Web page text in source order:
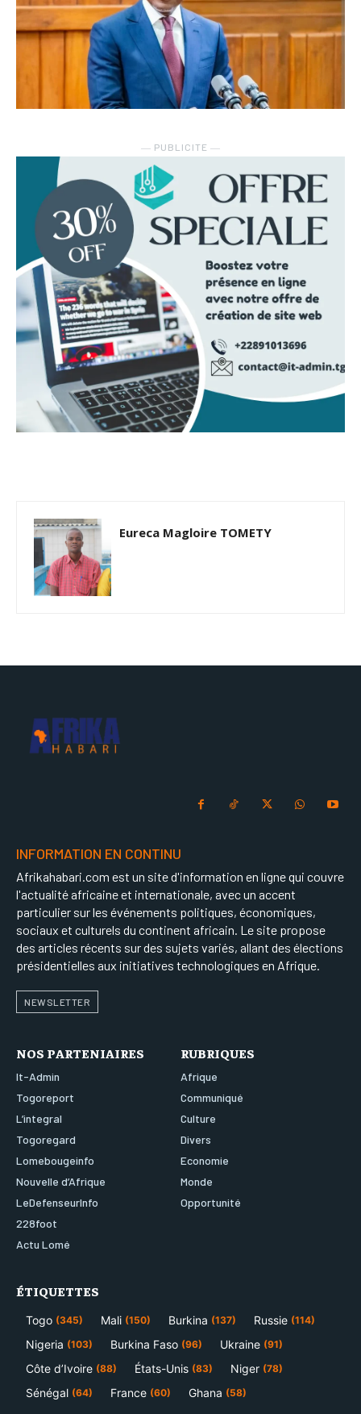
― PUBLICITE ―
Eureca Magloire TOMETY
INFORMATION EN CONTINU
Afrikahabari.com est un site d'information en ligne qui couvre
l'actualité africaine et internationale, avec un accent
particulier sur les événements politiques, économiques,
sociaux et culturels du continent africain. Le site propose
des articles récents sur des sujets variés, allant des élections
présidentielles aux initiatives technologiques en Afrique.
NEWSLETTER
NOS PARTENIAIRES
It-Admin
Togoreport
L’integral
Togoregard
Lomebougeinfo
Nouvelle d’Afrique
LeDefenseurInfo
228foot
Actu Lomé
RUBRIQUES
Afrique
Communiqué
Culture
Divers
Economie
Monde
Opportunité
ÉTIQUETTES
Togo (345) Mali (150) Burkina (137) Russie (114)
Nigeria (103) Burkina Faso (96) Ukraine (91)
Côte d’Ivoire (88) États-Unis (83) Niger (78)
Sénégal (64) France (60) Ghana (58)